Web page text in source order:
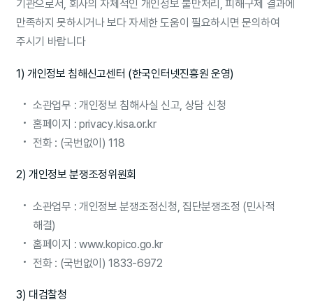
기관으로서, 회사의 자체적인 개인정보 불만처리, 피해구제 결과에
만족하지 못하시거나 보다 자세한 도움이 필요하시면 문의하여
주시기 바랍니다
1) 개인정보 침해신고센터 (한국인터넷진흥원 운영)
소관업무 : 개인정보 침해사실 신고, 상담 신청
홈페이지 : privacy.kisa.or.kr
전화 : (국번없이) 118
2) 개인정보 분쟁조정위원회
소관업무 : 개인정보 분쟁조정신청, 집단분쟁조정 (민사적
해결)
홈페이지 : www.kopico.go.kr
전화 : (국번없이) 1833-6972
3) 대검찰청